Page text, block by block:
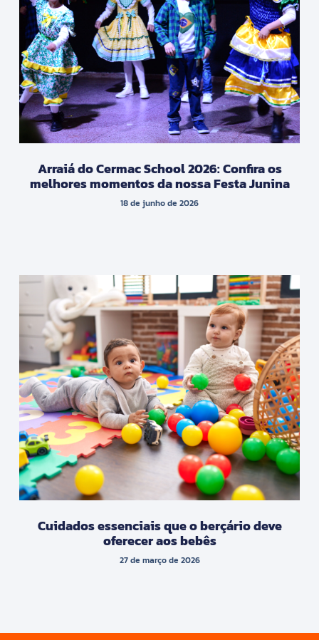
Arraiá do Cermac School 2026: Confira os
melhores momentos da nossa Festa Junina
18 de junho de 2026
Cuidados essenciais que o berçário deve
oferecer aos bebês
27 de março de 2026